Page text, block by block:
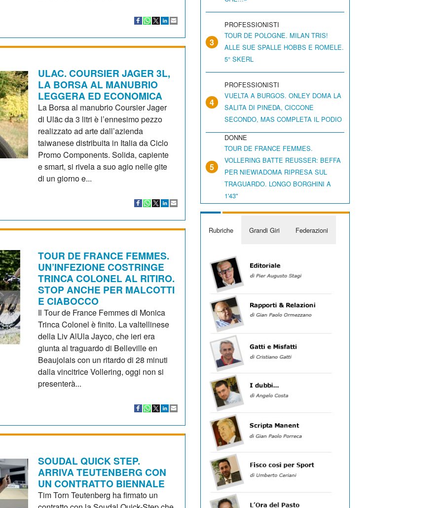
ULAC. COURSIER JAGER 3L,
LA BORSA AL MANUBRIO
LEGGERA ED ECONOMICA
La Borsa al manubrio Coursier Jager
di Uläc da 3 litri è l’ennesimo pezzo
realizzato ad arte dall’azienda
taiwanese distribuita in Italia da Ciclo
Promo Components. Solida, capiente
e smart, si rivela a suo agio nelle gite
di un giorno e...
TOUR DE FRANCE FEMMES.
UN’INFEZIONE COSTRINGE
TRINCA COLONEL AL RITIRO.
STOP ANCHE PER MALCOTTI
E CIABOCCO
Il Tour de France Femmes di Monica
Trinca Colonel è finito. La valtellinese
della Liv AlUla Jayco, che ieri era
giunta al traguardo di Belleville en
Beaujolais con un ritardo di 28 minuti
dalla vincitrice Vollering, oggi non si
presenterà...
SOUDAL QUICK STEP.
ARRIVA TEUTENBERG CON
UN CONTRATTO BIENNALE
Tim Torn Teutenberg ha firmato un
3
PROFESSIONISTI
TOUR DE POLOGNE. MILAN TRIS!
ALLE SUE SPALLE HOBBS E ROMELE.
5° SKERL
4
PROFESSIONISTI
VUELTA A BURGOS. ONLEY DOMA LA
SALITA DI PINEDA, CICCONE
SECONDO, MAS COMPLETA IL PODIO
5
DONNE
TOUR DE FRANCE FEMMES.
VOLLERING BATTE REUSSER: BEFFA
PER NIEWIADOMA RIPRESA SUL
TRAGUARDO. LONGO BORGHINI A
1'43"
Rubriche Grandi Giri Federazioni